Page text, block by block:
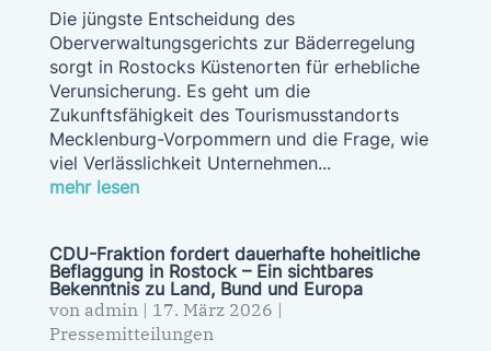
Die jüngste Entscheidung des
Oberverwaltungsgerichts zur Bäderregelung
sorgt in Rostocks Küstenorten für erhebliche
Verunsicherung. Es geht um die
Zukunftsfähigkeit des Tourismusstandorts
Mecklenburg-Vorpommern und die Frage, wie
viel Verlässlichkeit Unternehmen...
mehr lesen
CDU-Fraktion fordert dauerhafte hoheitliche
Beflaggung in Rostock – Ein sichtbares
Bekenntnis zu Land, Bund und Europa
von admin | 17. März 2026 |
Pressemitteilungen